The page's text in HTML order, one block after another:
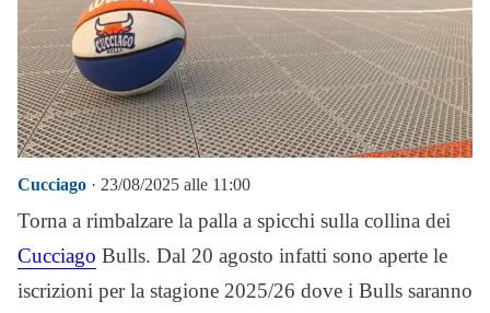
Cucciago · 23/08/2025 alle 11:00
Torna a rimbalzare la palla a spicchi sulla collina dei
Cucciago Bulls. Dal 20 agosto infatti sono aperte le
iscrizioni per la stagione 2025/26 dove i Bulls saranno